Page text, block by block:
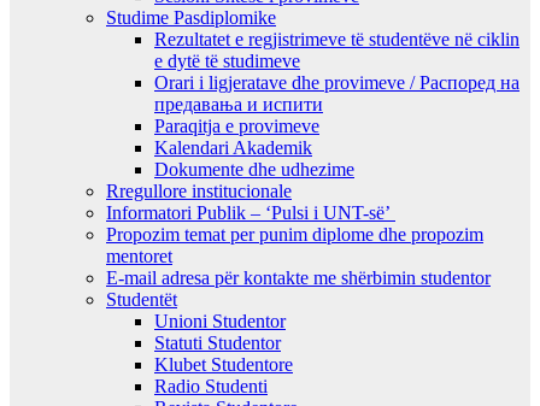
Studime Pasdiplomike
Rezultatet e regjistrimeve të studentëve në ciklin
e dytë të studimeve
Orari i ligjeratave dhe provimeve / Распоред на
предавањa и испити
Paraqitja e provimeve
Kalendari Akademik
Dokumente dhe udhezime
Rregullore institucionale
Informatori Publik – ‘Pulsi i UNT-së’
Propozim temat per punim diplome dhe propozim
mentoret
E-mail adresa për kontakte me shërbimin studentor
Studentët
Unioni Studentor
Statuti Studentor
Klubet Studentore
Radio Studenti